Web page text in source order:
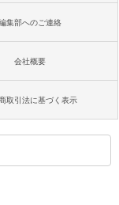
集部へのご連絡
会社概要
取引法に基づく表示